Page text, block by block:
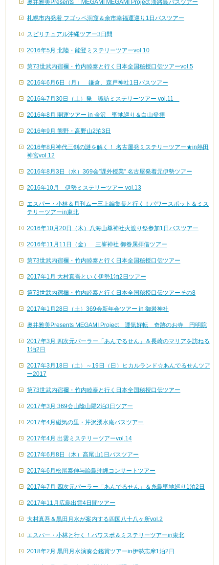
奥井雅美Presents 「MEGAMI MEGAMI Project 淡路島バスツアー
札幌市内発着 フゴッペ洞窟＆余市幸福運巡り1日バスツアー
スピリチュアル沖縄ツアー3日間
2016年5月 北陸・能登ミステリーツアーvol.10
第73世武内宿禰・竹内睦泰と行く日本全国秘授口伝ツアーvol.5
2016年6月6日（月） 鎌倉、森戸神社1日バスツアー
2016年7月30日（土）発 諏訪ミステリーツアー vol.11
2016年8月 開運ツアー in 金沢 聖地巡り＆白山登拝
2016年9月 熊野・高野山2泊3日
2016年8月神代三剣の謎を解く！ 名古屋発ミステリーツアー★in熱田
神宮vol.12
2016年8月3日（水）369会”課外授業” 名古屋発着元伊勢ツアー
2016年10月 伊勢ミステリーツアー vol.13
エスパー・小林＆月刊ムー三上編集長と行く！パワースポット＆ミス
テリーツアーin東北
2016年10月20日（木）八海山尊神社火渡り祭参加1日バスツアー
2016年11月11日（金） 三峯神社 御眷属拝借ツアー
第73世武内宿禰・竹内睦泰と行く日本全国秘授口伝ツアー
2017年1月 大村真吾といく伊勢1泊2日ツアー
第73世武内宿禰・竹内睦泰と行く日本全国秘授口伝ツアーその8
2017年1月28日（土）369会新年会ツアー in 御岩神社
奥井雅美Presents MEGAMI Project 運気好転 奇跡のお寺 円明院
2017年3月 四次元パーラー「あんでるせん」＆長崎のマリアを訪ねる
1泊2日
2017年3月18日（土）～19日（日）ヒカルランド☆あんでるせんツア
ー2017
第73世武内宿禰・竹内睦泰と行く日本全国秘授口伝ツアー
2017年3月 369会山陰山陽2泊3日ツアー
2017年4月磁気の里・芹沢湧水庵バスツアー
2017年4月 出雲ミステリーツアーvol.14
2017年6月8日（木）高尾山1日バスツアー
2017年6月松尾泰伸与論島沖縄コンサートツアー
2017年7月 四次元パーラー「あんでるせん」＆糸島聖地巡り1泊2日
2017年11月広島出雲4日間ツアー
大村真吾＆黒田月水が案内する四国八十八ヶ所vol.2
エスパー・小林と行く！パワスポ＆ミステリーツアーin東北
2018年2月 黒田月水演奏会鑑賞ツアーin伊勢志摩1泊2日